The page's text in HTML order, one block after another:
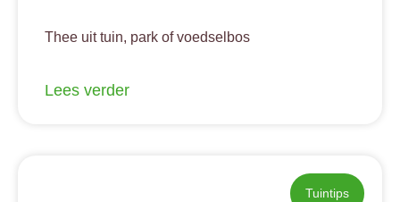
Thee uit tuin, park of voedselbos
Lees verder
Tuintips